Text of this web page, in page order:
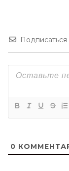
Подписаться
0